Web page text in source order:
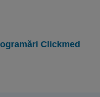
Clickmed